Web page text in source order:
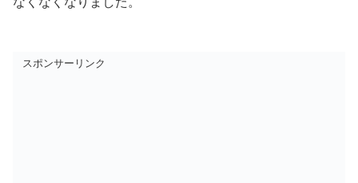
スポンサーリンク